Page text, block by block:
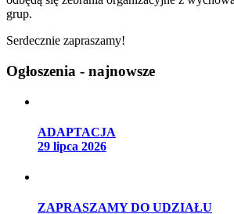
grup.
Serdecznie zapraszamy!
Ogłoszenia - najnowsze
ADAPTACJA
29 lipca 2026
ZAPRASZAMY DO UDZIAŁU